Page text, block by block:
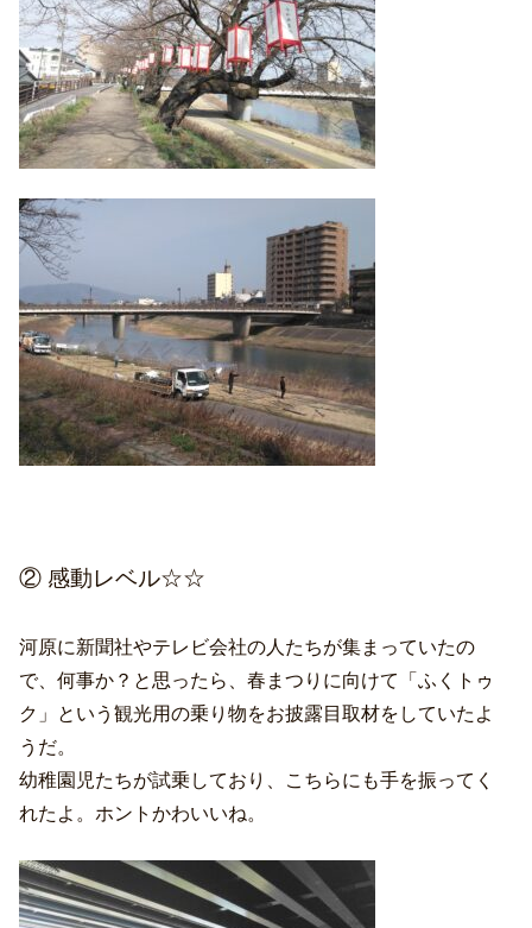
② 感動レベル☆☆
河原に新聞社やテレビ会社の人たちが集まっていたの
で、何事か？と思ったら、春まつりに向けて「ふくトゥ
ク」という観光用の乗り物をお披露目取材をしていたよ
うだ。
幼稚園児たちが試乗しており、こちらにも手を振ってく
れたよ。ホントかわいいね。